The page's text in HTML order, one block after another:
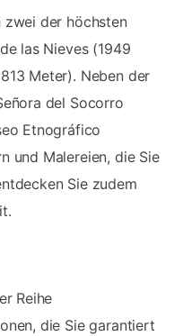
zwei der höchsten
las Nieves (1949
Meter). Neben der
del Socorro
Etnográfico
und Malereien, die Sie
Sie zudem
Reihe
die Sie garantiert